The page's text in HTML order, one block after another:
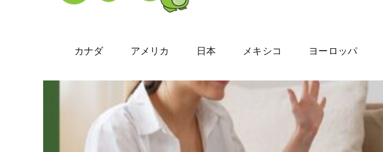
カナダ アメリカ 日本 メキシコ ヨーロッパ